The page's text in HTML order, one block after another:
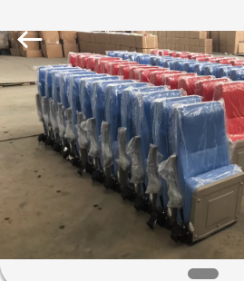
HAUS
PRODUKTE
ÜBER
Ltd..
All
Rights
Reserved.